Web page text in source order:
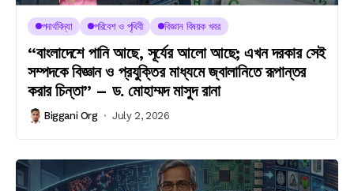
পদার্থবিদ্যা পরিবেশ ও পৃথিবী বিজ্ঞান বিষয়ক খবর
“বাংলাদেশে পানি আছে, সূর্যের আলো আছে; এখন দরকার সেই
সম্পদকে বিজ্ঞান ও প্রযুক্তির মাধ্যমে জ্বালানিতে রূপান্তর
করার চিন্তা” – ড. মোহাম্মদ মাসুদ রানা
Biggani Org July 2, 2026